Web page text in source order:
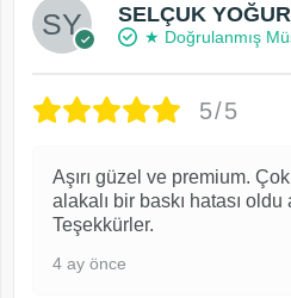
SELÇUK
★ Doğrulanmış
5/5
Aşırı güzel ve premium.
alakalı bir baskı hatası oldu
Teşekkürler.
4 ay önce